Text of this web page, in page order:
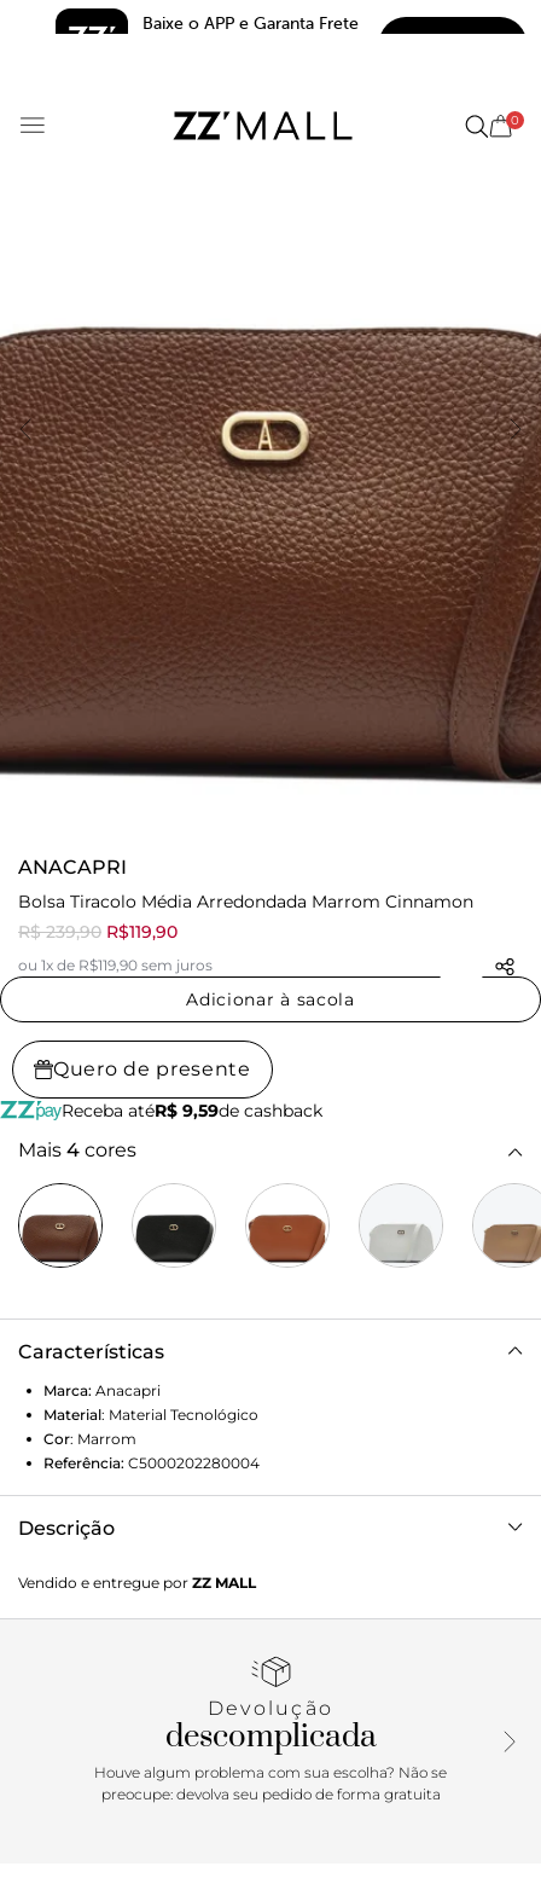
Baixe o APP e Garanta Frete
0
ANACAPRI
Bolsa Tiracolo Média Arredondada Marrom Cinnamon
R$ 239,90 R$119,90
ou 1x de R$119,90 sem juros
Adicionar à sacola
Quero de presente
Receba atéR$ 9,59de cashback
Mais 4 cores
Características
Marca: Anacapri
Material: Material Tecnológico
Cor: Marrom
Referência: C5000202280004
Descrição
material similar ao couro com efeito texturizado nas capas,
o modelo possui shape estruturado com acabamento a fio
e fixa. Fechamento superior em zíper metálico, com
exclusiva Anacapri, na parte interna. Traz aplicação de pin
metálico em cápsula Anacapri, centralizado na parte
superior da capa frontal. Porque Apostar: A bolsa tiracolo
Anacapri além de prática na rotina - ela deixa qualquer
Vendido e entregue por ZZ MALL
Devolução
descomplicada
Houve algum problema com sua escolha? Não se
preocupe: devolva seu pedido de forma gratuita